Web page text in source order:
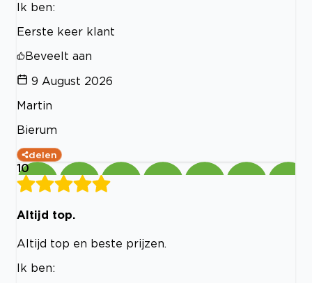
Ik ben:
Eerste keer klant
Beveelt aan
9 August 2026
Martin
Bierum
delen
10
Altijd top.
Altijd top en beste prijzen.
Ik ben: